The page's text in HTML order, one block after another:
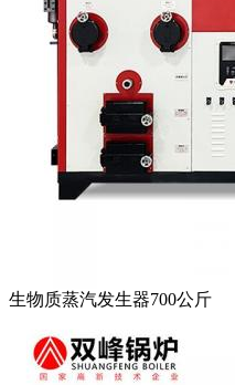
生物质蒸汽发生器700公斤